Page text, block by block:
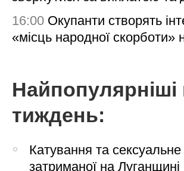
16:00 Окупанти створять
«місць народної скорботи»
тиждень:
Катування та
затриманої на